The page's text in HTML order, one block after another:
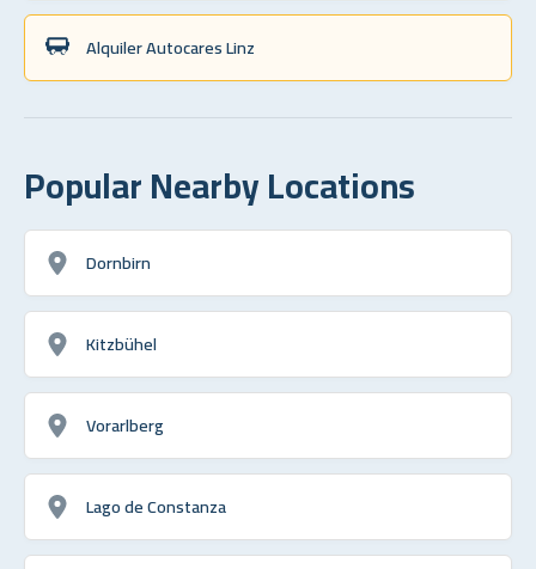
Alquiler Autocares Linz
Popular Nearby Locations
Dornbirn
Kitzbühel
Vorarlberg
Lago de Constanza